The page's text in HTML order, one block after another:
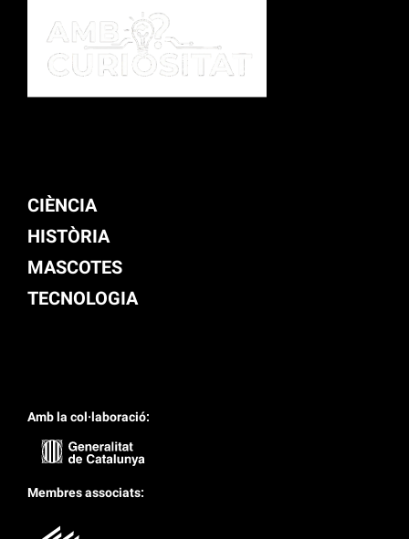
CIÈNCIA
HISTÒRIA
MASCOTES
TECNOLOGIA
Amb la col·laboració:
Membres associats: